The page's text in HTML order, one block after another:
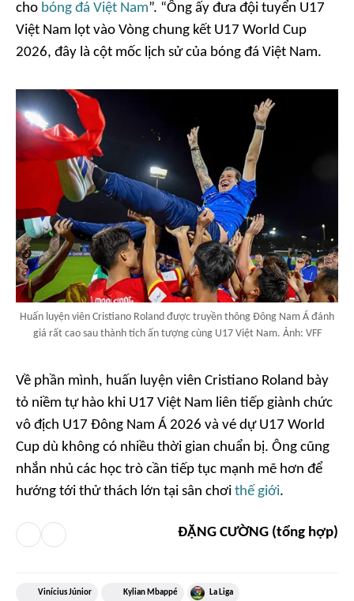
cho bóng đá Việt Nam”. “Ông ấy đưa đội tuyển U17
Việt Nam lọt vào Vòng chung kết U17 World Cup
2026, đây là cột mốc lịch sử của bóng đá Việt Nam.
Huấn luyện viên Cristiano Roland được truyền thông Đông Nam Á đánh
giá rất cao sau thành tích ấn tượng cùng U17 Việt Nam. Ảnh: VFF
Về phần mình, huấn luyện viên Cristiano Roland bày
tỏ niềm tự hào khi U17 Việt Nam liên tiếp giành chức
vô địch U17 Đông Nam Á 2026 và vé dự U17 World
Cup dù không có nhiều thời gian chuẩn bị. Ông cũng
nhắn nhủ các học trò cần tiếp tục mạnh mẽ hơn để
hướng tới thử thách lớn tại sân chơi thế giới.
ĐẶNG CƯỜNG (tổng hợp)
Vinícius Júnior Kylian Mbappé La Liga